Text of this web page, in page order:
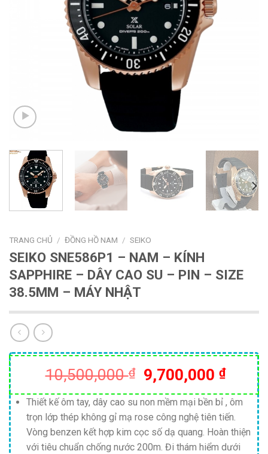
TRANG CHỦ / ĐỒNG HỒ NAM / SEIKO
SEIKO SNE586P1 – NAM – KÍNH
SAPPHIRE – DÂY CAO SU – PIN – SIZE
38.5MM – MÁY NHẬT
10,500,000₫
Giá
gốc
là:
10,500,000 ₫.
9,700,000₫Giá
hiện
tại
là:
Thiết kế ôm tay, dây cao su non mềm mại bền bỉ , ôm
trọn lớp thép không gỉ mạ rose công nghệ tiên tiến.
Vòng benzen kết hợp kim cọc số dạ quang. Hoàn thiện
với tiêu chuẩn chống nước 200m. Đi thám hiểm dưới